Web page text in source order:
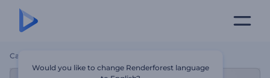
Casa
Would you like to change Renderforest language